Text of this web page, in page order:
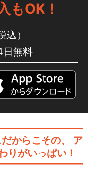
アドベンチャー tri.
再会」
アドベンチャー tri.
決意」
アドベンチャー tri.
告白」
もOK！
込）
日無料
からこその、
ア
りがいっぱい！